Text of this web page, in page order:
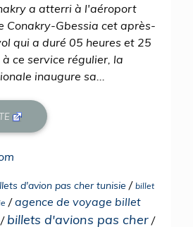
a atterri à l'aéroport
Conakry-Gbessia cet après-
qui a duré 05 heures et 25
ce service régulier, la
inaugure sa...
d'avion pas cher tunisie / billet
/agence de voyage billet
/ billets d'avions pas cher /